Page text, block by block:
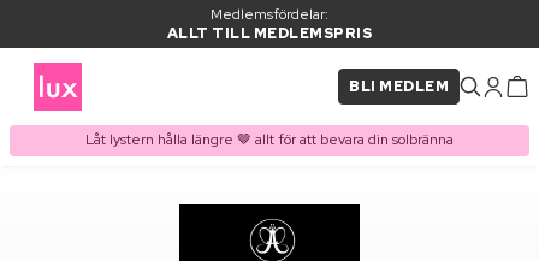
Medlemsfördelar:
ALLT TILL MEDLEMSPRIS
BLI MEDLEM
Låt lystern hålla längre 🤎 allt för att bevara din solbränna